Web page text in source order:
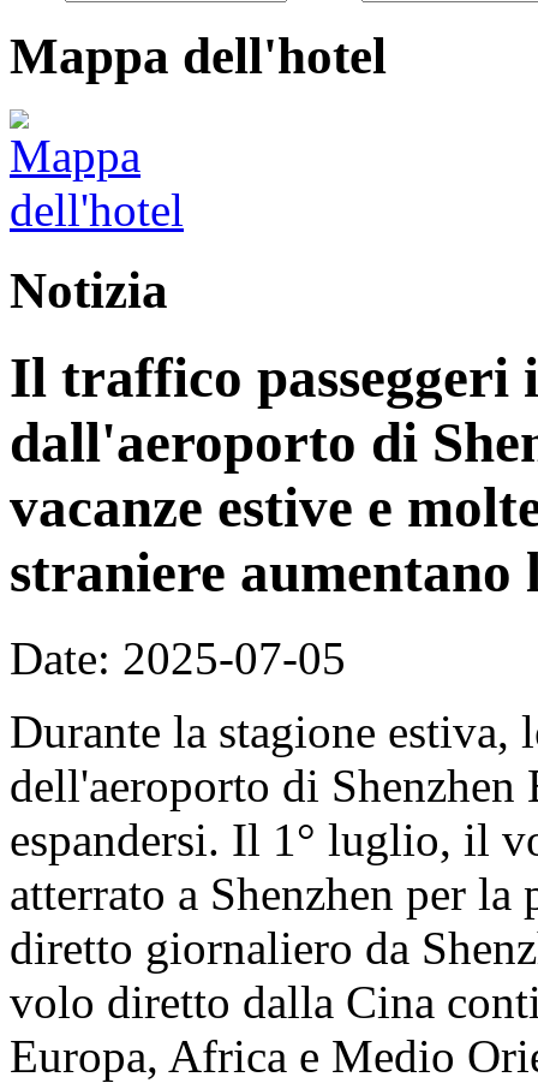
Mappa dell'hotel
Notizia
Il traffico passeggeri
dall'aeroporto di
vacanze estive e
straniere
Date: 2025-07-05
Durante la stagione estiva,
dell'aeroporto di Shenzhen
espandersi. Il 1° luglio, il
atterrato a Shenzhen per
diretto giornaliero da
volo diretto dalla Cina
Europa, Africa e Medio